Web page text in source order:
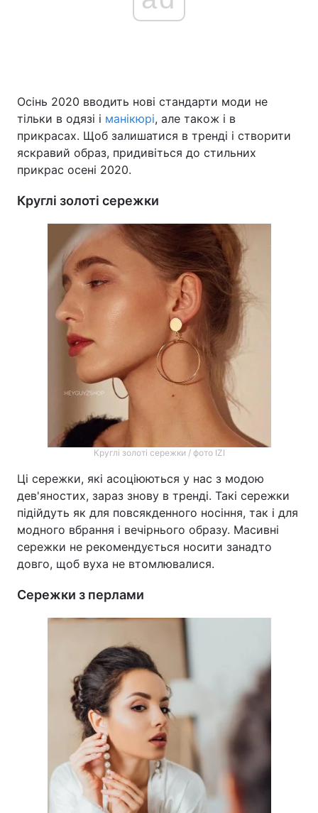
Осінь 2020 вводить нові стандарти моди не
тільки в одязі і манікюрі, але також і в
прикрасах. Щоб залишатися в тренді і створити
яскравий образ, придивіться до стильних
прикрас осені 2020.
Круглі золоті сережки
Круглі золоті сережки / фото IZI
Ці сережки, які асоціюються у нас з модою
дев'яностих, зараз знову в тренді. Такі сережки
підійдуть як для повсякденного носіння, так і для
модного вбрання і вечірнього образу. Масивні
сережки не рекомендується носити занадто
довго, щоб вуха не втомлювалися.
Сережки з перлами